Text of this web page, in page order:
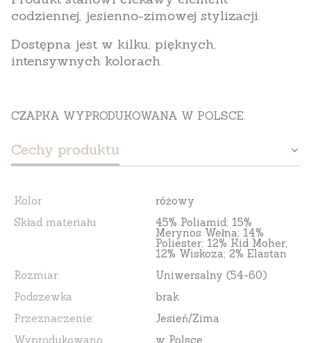
codziennej, jesienno-zimowej stylizacji.
Dostępna jest w kilku, pięknych,
intensywnych kolorach.
CZAPKA WYPRODUKOWANA W POLSCE.
Cechy produktu
Kolor
różowy
Skład materiału
45% Poliamid; 15%
Merynos Wełna; 14%
Poliester; 12% Kid Moher;
12% Wiskoza; 2% Elastan
Rozmiar:
Uniwersalny (54-60)
Podszewka
brak
Przeznaczenie:
Jesień/Zima
Wyprodukowano
w Polsce